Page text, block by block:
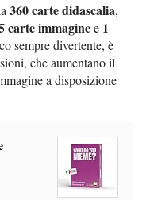
360 carte didascalia,
carte immaginee 1
sempre divertente, è
che aumentano il
a disposizione